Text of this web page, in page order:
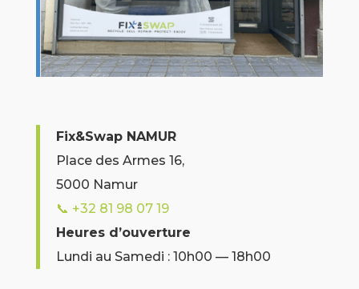
Fix&Swap NAMUR
Place des Armes 16,
5000 Namur
📞 +32 81 98 07 19
Heures d’ouverture
Lundi au Samedi : 10h00 — 18h00